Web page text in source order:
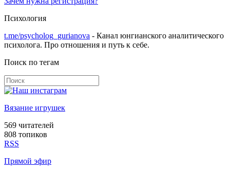
Психология
t.me/psycholog_gurianova - Канал юнгианского аналитического
психолога. Про отношения и путь к себе.
Поиск по тегам
Вязание игрушек
569 читателей
808 топиков
RSS
Прямой эфир